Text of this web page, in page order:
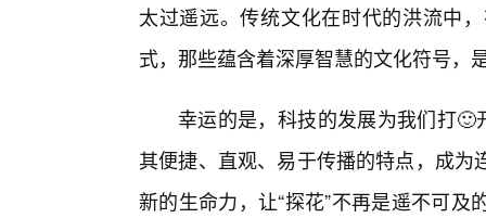
太过遥远。传统文化在时代的洪流中
式，那些蕴含着深厚智慧的文化符号，
幸运的是，科技的发展为我们打🙂
其便捷、直观、易于传播的特点，成
新的生命力，让“探花”不再是遥不可